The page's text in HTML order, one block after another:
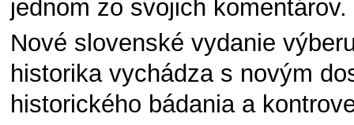
jednom zo svojich komentárov.
Nové slovenské vydanie
historika vychádza s novým
historického bádania a